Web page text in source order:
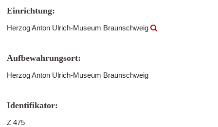
Einrichtung:
Herzog Anton Ulrich-Museum Braunschweig
Aufbewahrungsort:
Herzog Anton Ulrich-Museum Braunschweig
Identifikator:
Z 475